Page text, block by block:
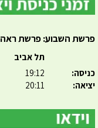
פרשת השבוע: פרשת ראה
כניסה:
יציאה:
תל אביב
19:12
20:11